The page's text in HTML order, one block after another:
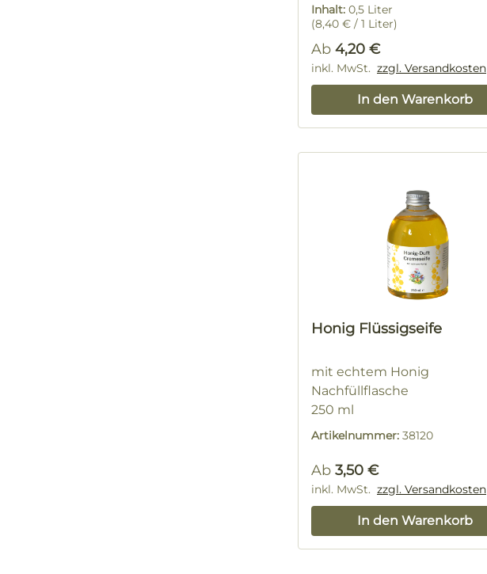
Inhalt: 0,5 Liter
(8,40 € / 1 Liter)
Regulärer Preis:
Ab 4,20 €
inkl. MwSt. zzgl. Versandkosten
In den Warenkorb
Honig Flüssigseife
mit echtem Honig
Nachfüllflasche
250 ml
Artikelnummer: 38120
Regulärer Preis:
Ab 3,50 €
inkl. MwSt. zzgl. Versandkosten
In den Warenkorb